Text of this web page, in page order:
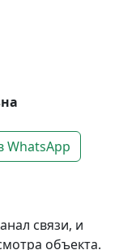
WhatsApp
связи, и
объекта.